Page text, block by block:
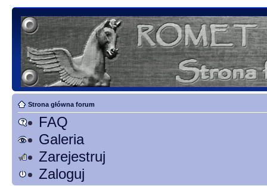
Strona główna forum
FAQ
Galeria
Zarejestruj
Zaloguj